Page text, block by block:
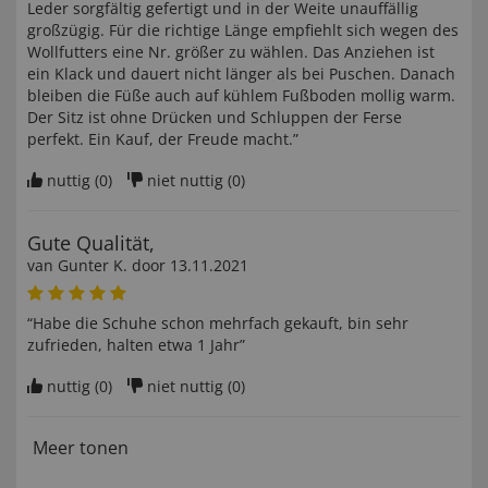
Leder sorgfältig gefertigt und in der Weite unauffällig
großzügig. Für die richtige Länge empfiehlt sich wegen des
Wollfutters eine Nr. größer zu wählen. Das Anziehen ist
ein Klack und dauert nicht länger als bei Puschen. Danach
bleiben die Füße auch auf kühlem Fußboden mollig warm.
Der Sitz ist ohne Drücken und Schluppen der Ferse
perfekt. Ein Kauf, der Freude macht.”
nuttig (0) niet nuttig (0)
Gute Qualität,
van Gunter K. door 13.11.2021
“Habe die Schuhe schon mehrfach gekauft, bin sehr
zufrieden, halten etwa 1 Jahr”
nuttig (0) niet nuttig (0)
Meer tonen